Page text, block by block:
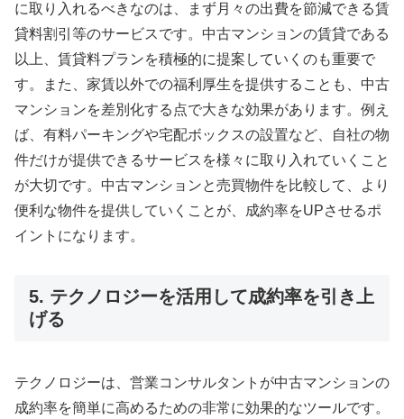
に取り入れるべきなのは、まず月々の出費を節減できる賃
貸料割引等のサービスです。中古マンションの賃貸である
以上、賃貸料プランを積極的に提案していくのも重要で
す。また、家賃以外での福利厚生を提供することも、中古
マンションを差別化する点で大きな効果があります。例え
ば、有料パーキングや宅配ボックスの設置など、自社の物
件だけが提供できるサービスを様々に取り入れていくこと
が大切です。中古マンションと売買物件を比較して、より
便利な物件を提供していくことが、成約率をUPさせるポ
イントになります。
5. テクノロジーを活用して成約率を引き上
げる
テクノロジーは、営業コンサルタントが中古マンションの
成約率を簡単に高めるための非常に効果的なツールです。